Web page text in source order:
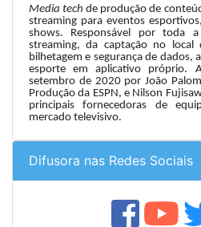
Media tech de produção de
streaming para eventos
shows. Responsável por toda
streaming, da captação no
bilhetagem e segurança de dados,
esporte em aplicativo próprio.
setembro de 2020 por João
Produção da ESPN, e Nilson
principais fornecedoras de
mercado televisivo.
Difusora nas Redes Sociais